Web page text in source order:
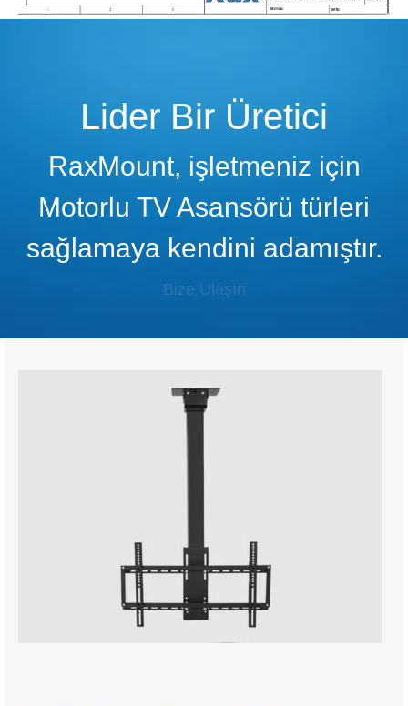
Lider Bir Üretici
RaxMount, işletmeniz için
Motorlu TV Asansörü türleri
sağlamaya kendini adamıştır.
Bize Ulaşın